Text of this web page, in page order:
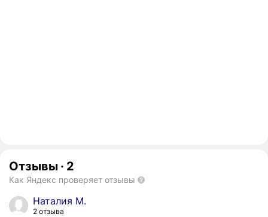
Отзывы · 2
Как Яндекс проверяет отзывы
Наталия М.
2 отзыва